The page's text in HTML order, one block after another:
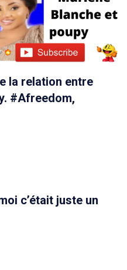
la relation entre
#Afreedom,
c’était juste un